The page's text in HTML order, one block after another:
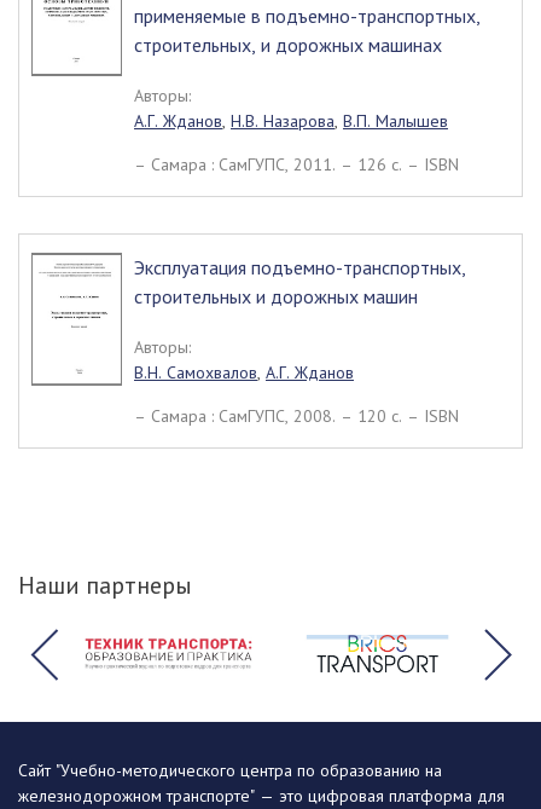
применяемые в подъемно-транспортных,
строительных, и дорожных машинах
Авторы:
А.Г. Жданов, Н.В. Назарова, В.П. Малышев
– Самара : СамГУПС, 2011. – 126 c. – ISBN
Эксплуатация подъемно-транспортных,
строительных и дорожных машин
Авторы:
В.Н. Самохвалов, А.Г. Жданов
– Самара : СамГУПС, 2008. – 120 c. – ISBN
Наши партнеры
Сайт "Учебно-методического центра по образованию на
железнодорожном транспорте" — это цифровая платформа для